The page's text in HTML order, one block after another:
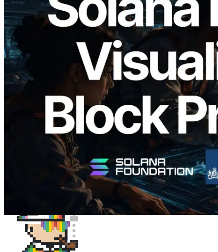
2026.05.24
Validators Solutions ने Solana Block
Analyzer लॉन्च किया — प्रति-slot ब्लॉक
उत्पादन समय और नियुक्त वैलिडेटर का
विज़ुअलाइज़ेशन